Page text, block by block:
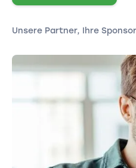
Unsere Partner, Ihre